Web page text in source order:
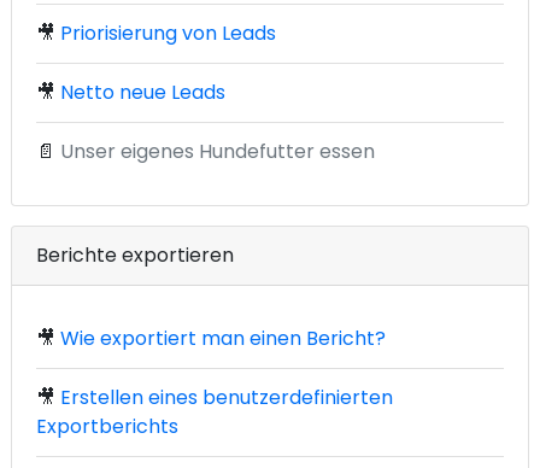
🎥 Priorisierung von Leads
🎥 Netto neue Leads
📄 Unser eigenes Hundefutter essen
Berichte exportieren
🎥 Wie exportiert man einen Bericht?
🎥 Erstellen eines benutzerdefinierten
Exportberichts